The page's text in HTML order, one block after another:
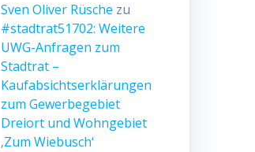
Sven Oliver Rüsche zu
#stadtrat51702: Weitere
UWG-Anfragen zum
Stadtrat –
Kaufabsichtserklärungen
zum Gewerbegebiet
Dreiort und Wohngebiet
‚Zum Wiebusch‘